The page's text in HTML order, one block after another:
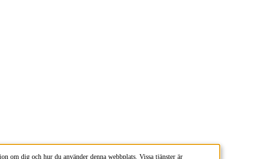
om dig och hur du använder denna webbplats. Vissa tjänster är